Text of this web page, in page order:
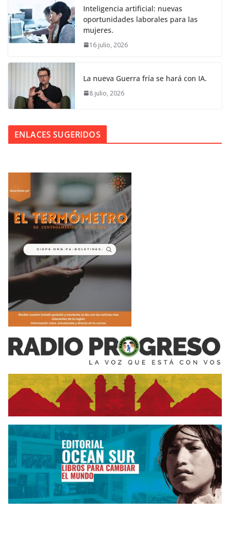
Inteligencia artificial: nuevas
oportunidades laborales para las
mujeres.
16 julio, 2026
La nueva Guerra fría se hará con IA.
8 julio, 2026
ENLACES SUGERIDOS